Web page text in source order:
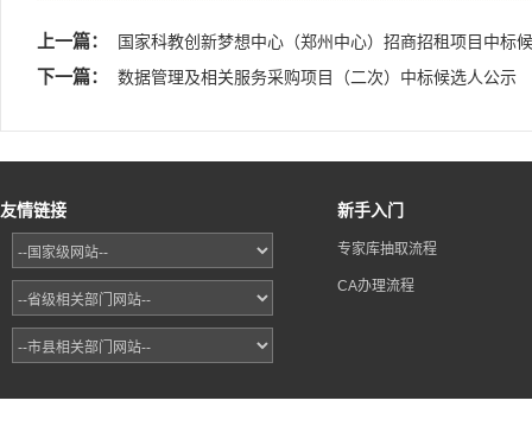
上一篇： 国家科教创新梦想中心（郑州中心）招商招租项目中标
下一篇： 数据管理及相关服务采购项目（二次）中标候选人公示
友情链接 新手入门
专家库抽取流程
CA办理流程